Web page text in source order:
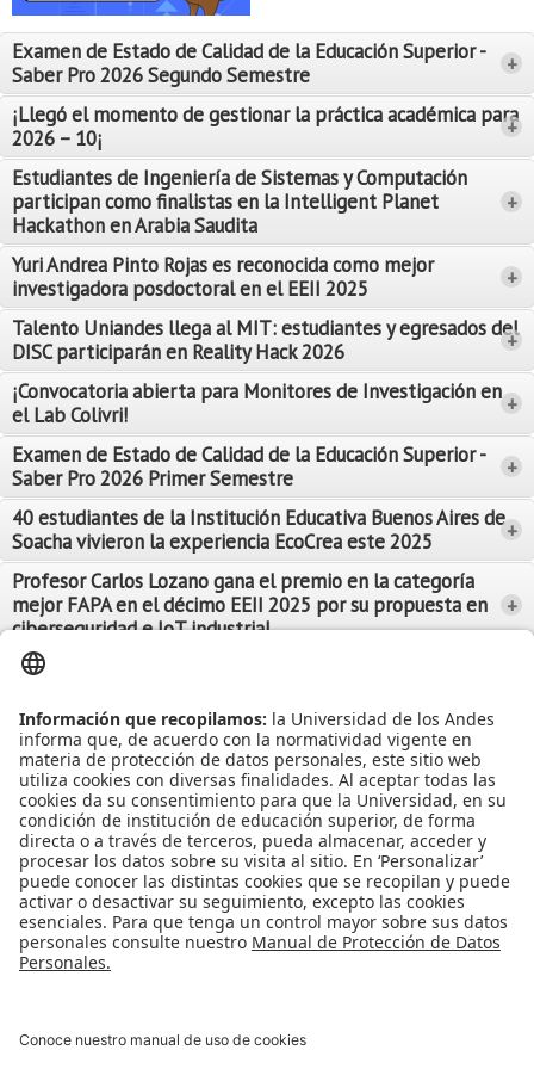
Examen de Estado de Calidad de la Educación Superior -
Saber Pro 2026 Segundo Semestre
+
Leer Más
¡Llegó el momento de gestionar la práctica académica para
2026 – 10¡
+
Leer Más
Estudiantes de Ingeniería de Sistemas y Computación
participan como finalistas en la Intelligent Planet
Hackathon en Arabia Saudita
+
Leer Más
Yuri Andrea Pinto Rojas es reconocida como mejor
investigadora posdoctoral en el EEII 2025
+
Leer Más
Talento Uniandes llega al MIT: estudiantes y egresados del
DISC participarán en Reality Hack 2026
+
Leer Más
¡Convocatoria abierta para Monitores de Investigación en
el Lab Colivri!
+
Leer Más
Examen de Estado de Calidad de la Educación Superior -
Saber Pro 2026 Primer Semestre
+
Leer Más
40 estudiantes de la Institución Educativa Buenos Aires de
Soacha vivieron la experiencia EcoCrea este 2025
+
Leer Más
Profesor Carlos Lozano gana el premio en la categoría
mejor FAPA en el décimo EEII 2025 por su propuesta en
ciberseguridad e IoT industrial
+
Leer Más
Ver más Noticias...
Ver más Eventos...
Apoyo Financiero
Reconocimiento como Universidad: Decreto 1297 del 30 de mayo de
Proyecto de grado
Reingreso
Reintegro
Retiro voluntario
Transferencia
Tarifas
Grado